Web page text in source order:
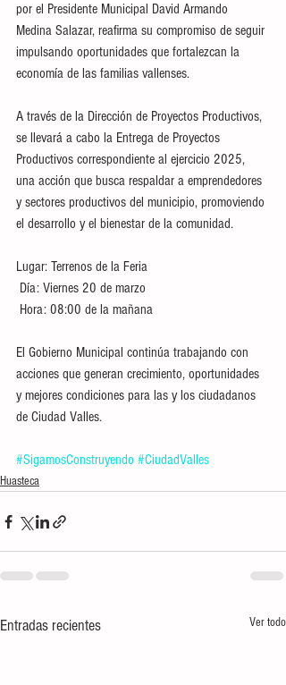
por el Presidente Municipal David Armando
Medina Salazar, reafirma su compromiso de seguir
impulsando oportunidades que fortalezcan la
economía de las familias vallenses.
A través de la Dirección de Proyectos Productivos,
se llevará a cabo la Entrega de Proyectos
Productivos correspondiente al ejercicio 2025,
una acción que busca respaldar a emprendedores
y sectores productivos del municipio, promoviendo
el desarrollo y el bienestar de la comunidad.
Lugar: Terrenos de la Feria
Día: Viernes 20 de marzo
Hora: 08:00 de la mañana
El Gobierno Municipal continúa trabajando con
acciones que generan crecimiento, oportunidades
y mejores condiciones para las y los ciudadanos
de Ciudad Valles.
#SigamosConstruyendo #CiudadValles
Huasteca
Entradas recientes Ver todo